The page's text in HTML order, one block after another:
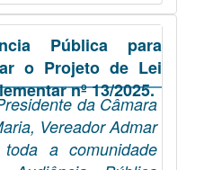
Pública para
o Projeto de Lei
nº 13/2025.
da Câmara
Vereador Admar
a comunidade